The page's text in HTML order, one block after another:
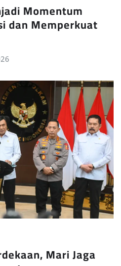
Momentum
dan Memperkuat
Mari Jaga